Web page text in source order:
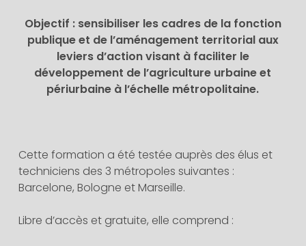
Objectif : sensibiliser les cadres de la fonction
publique et de l’aménagement territorial aux
leviers d’action visant à faciliter le
développement de l’agriculture urbaine et
périurbaine à l’échelle métropolitaine.
Cette formation a été testée auprès des élus et
techniciens des 3 métropoles suivantes :
Barcelone, Bologne et Marseille.
Libre d’accès et gratuite, elle comprend :